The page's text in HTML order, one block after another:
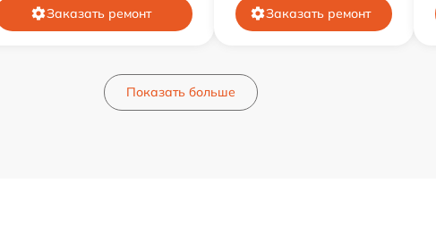
Заказать ремонт Заказать ремонт
Показать больше